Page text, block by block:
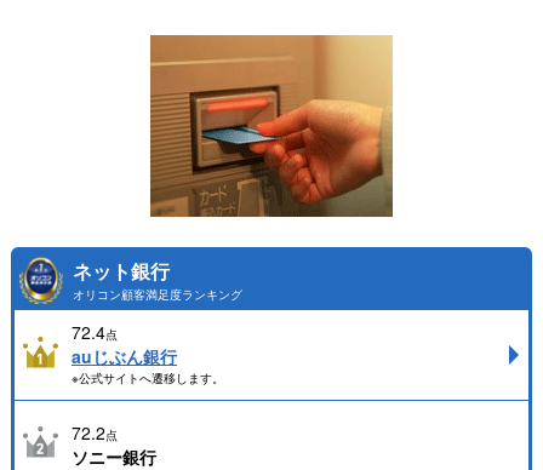
ネット銀行
オリコン顧客満足度ランキング
72.4点
auじぶん銀行
※公式サイトへ遷移します。
72.2点
ソニー銀行